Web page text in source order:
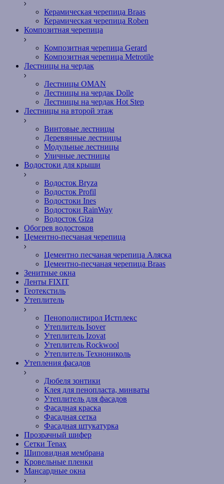
Керамическая черепица Braas
Керамическая черепица Roben
Композитная черепица
Композитная черепица Gerard
Композитная черепица Metrotile
Лестницы на чердак
Лестницы OMAN
Лестницы на чердак Dolle
Лестницы на чердак Hot Step
Лестницы на второй этаж
Винтовые лестницы
Деревянные лестницы
Модульные лестницы
Уличные лестницы
Водостоки для крыши
Водосток Bryza
Водосток Profil
Водостоки Ines
Водостоки RainWay
Водосток Giza
Обогрев водостоков
Цементно-песчаная черепица
Цементно песчаная черепица Аляска
Цементно-песчаная черепица Braas
Зенитные окна
Ленты FIXIT
Геотекстиль
Утеплитель
Пенополистирол Истплекс
Утеплитель Isover
Утеплитель Izovat
Утеплитель Rockwool
Утеплитель Технониколь
Утепления фасадов
Дюбеля зонтики
Клея для пенопласта, минваты
Утеплитель для фасадов
Фасадная краска
Фасадная сетка
Фасадная штукатурка
Прозрачный шифер
Сетки Tenax
Шиповидная мембрана
Кровельные пленки
Мансардные окна